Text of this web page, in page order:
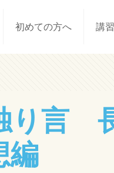
初めての方へ 講
り言